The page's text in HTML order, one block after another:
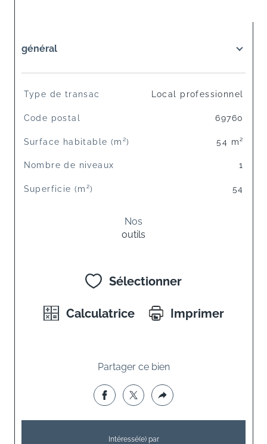
général
TRAD_SIROCCO_Caracteristique Valeurs
Type de transac Local professionnel
Code postal 69760
Surface habitable (m²) 54 m²
Nombre de niveaux 1
Superficie (m²) 54
Nos
outils
Sélectionner
Calculatrice Imprimer
Partager ce bien
Intéressé(e) par